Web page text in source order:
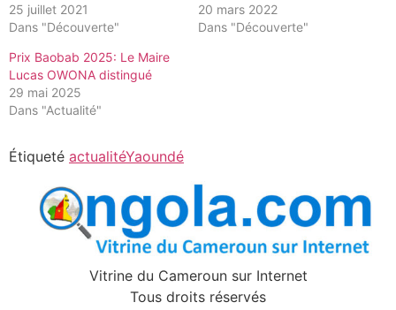
25 juillet 2021
Dans "Découverte"
20 mars 2022
Dans "Découverte"
Prix Baobab 2025: Le Maire
Lucas OWONA distingué
29 mai 2025
Dans "Actualité"
Étiqueté actualitéYaoundé
Vitrine du Cameroun sur Internet
Tous droits réservés